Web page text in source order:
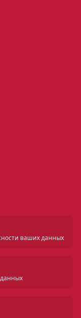
ваших данных